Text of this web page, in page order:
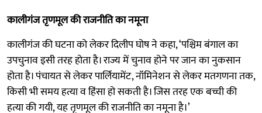
कालीगंज तृणमूल की राजनीति का नमूना
कालीगंज की घटना को लेकर दिलीप घोष ने कहा, ‘पश्चिम बंगाल का
उपचुनाव इसी तरह होता है। राज्य में चुनाव होने पर जान का नुकसान
होता है। पंचायत से लेकर पार्लियामेंट, नॉमिनेशन से लेकर मतगणना तक,
किसी भी समय हत्या व हिंसा हो सकती है। जिस तरह एक बच्ची की
हत्या की गयी, यह तृणमूल की राजनीति का नमूना है।’